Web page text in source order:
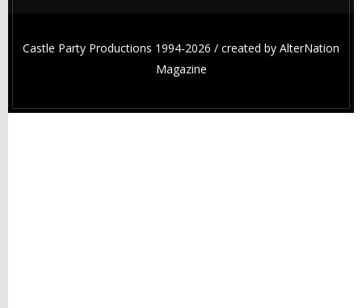
Castle Party Productions 1994-2026 / created by AlterNation
Magazine